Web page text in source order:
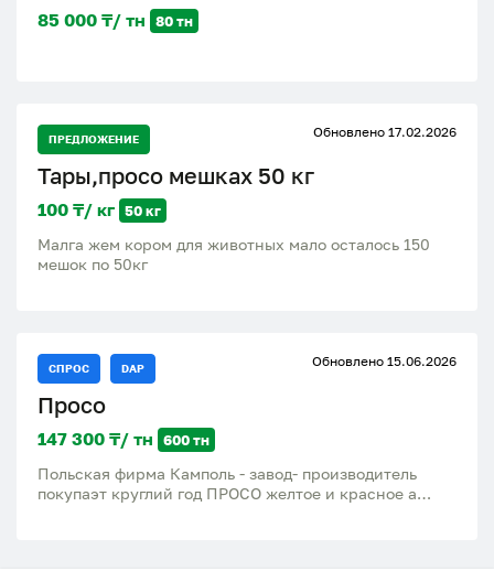
85 000 ₸/ тн 80 тн
ПРЕДЛОЖЕНИЕ Обновлено 17.02.2026
Тары,просо мешках 50 кг
100 ₸/ кг 50 кг
Малга жем кором для животных мало осталось 150
мешок по 50кг
СПРОС DAP Обновлено 15.06.2026
Просо
147 300 ₸/ тн 600 тн
Польская фирма Камполь - завод- производитель
покупаэт круглий год ПРОСО желтое и красное а